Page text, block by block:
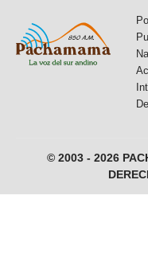
© 2003 - 2026